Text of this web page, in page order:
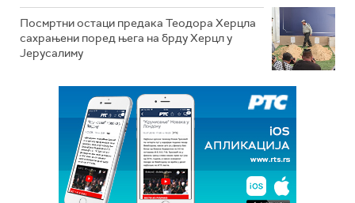
Посмртни остаци предака Теодора Херцла
сахрањени поред њега на брду Херцл у
Јерусалиму